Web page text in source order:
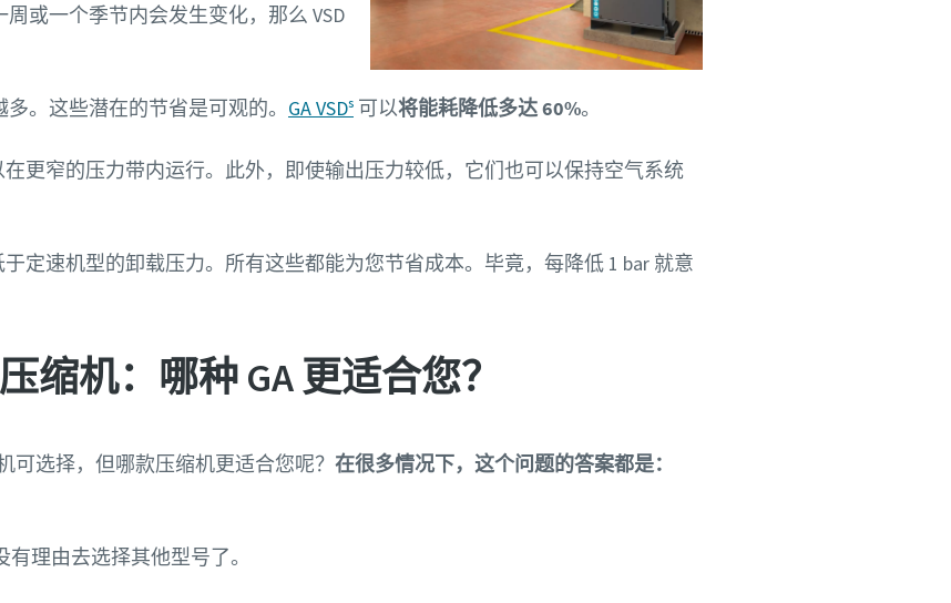
或一个季节内会发生变化，那么 VSD
。这些潜在的节省是可观的。 GA VSDˢ 可以将能耗降低多达 60%。
在更窄的压力带内运行。此外，即使输出压力较低，它们也可以保持空气系统
定速机型的卸载压力。所有这些都能为您节省成本。毕竟，每降低 1 bar 就意
缩机：哪种 GA 更适合您？
可选择，但哪款压缩机更适合您呢？ 在很多情况下，这个问题的答案都是：
理由去选择其他型号了。